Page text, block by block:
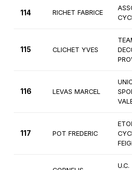
114 RICHET FABRICE
115 CLICHET YVES
116 LEVAS MARCEL
117 POT FREDERIC
U.C.